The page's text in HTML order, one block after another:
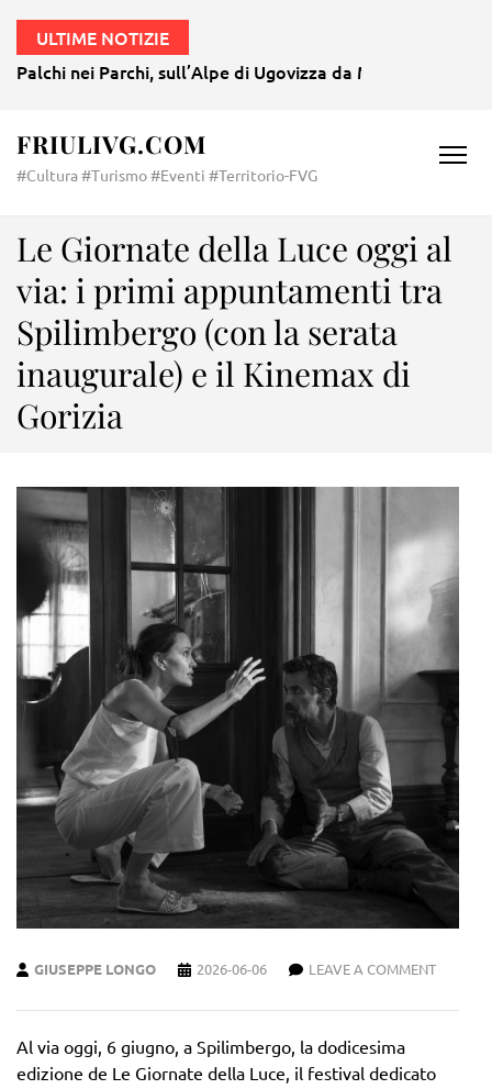
ULTIME NOTIZIE
Palchi nei Parchi, sull’Alpe di Ugovizza da Mozart a
FRIULIVG.COM
#Cultura #Turismo #Eventi #Territorio-FVG
Le Giornate della Luce oggi al
via: i primi appuntamenti tra
Spilimbergo (con la serata
inaugurale) e il Kinemax di
Gorizia
GIUSEPPE LONGO 2026-06-06 LEAVE A COMMENT
Al via oggi, 6 giugno, a Spilimbergo, la dodicesima
edizione de Le Giornate della Luce, il festival dedicato